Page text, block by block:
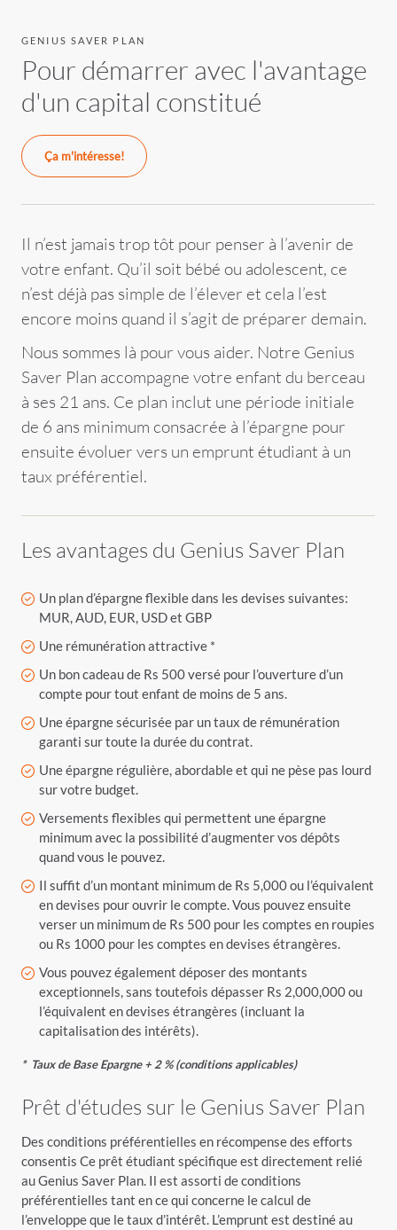
GENIUS SAVER PLAN
Pour démarrer avec l'avantage
d'un capital constitué
Ça m'intéresse!
Il n’est jamais trop tôt pour penser à l’avenir de
votre enfant. Qu’il soit bébé ou adolescent, ce
n’est déjà pas simple de l’élever et cela l’est
encore moins quand il s’agit de préparer demain.
Nous sommes là pour vous aider. Notre Genius
Saver Plan accompagne votre enfant du berceau
à ses 21 ans. Ce plan inclut une période initiale
de 6 ans minimum consacrée à l’épargne pour
ensuite évoluer vers un emprunt étudiant à un
taux préférentiel.
Les avantages du Genius Saver Plan
Un plan d’épargne flexible dans les devises suivantes:
MUR, AUD, EUR, USD et GBP
Une rémunération attractive *
Un bon cadeau de Rs 500 versé pour l’ouverture d’un
compte pour tout enfant de moins de 5 ans.
Une épargne sécurisée par un taux de rémunération
garanti sur toute la durée du contrat.
Une épargne régulière, abordable et qui ne pèse pas lourd
sur votre budget.
Versements flexibles qui permettent une épargne
minimum avec la possibilité d’augmenter vos dépôts
quand vous le pouvez.
Il suffit d’un montant minimum de Rs 5,000 ou l’équivalent
en devises pour ouvrir le compte. Vous pouvez ensuite
verser un minimum de Rs 500 pour les comptes en roupies
ou Rs 1000 pour les comptes en devises étrangères.
Vous pouvez également déposer des montants
exceptionnels, sans toutefois dépasser Rs 2,000,000 ou
l’équivalent en devises étrangères (incluant la
capitalisation des intérêts).
* Taux de Base Epargne + 2 % (conditions applicables)
Prêt d'études sur le Genius Saver Plan
Des conditions préférentielles en récompense des efforts
consentis Ce prêt étudiant spécifique est directement relié
au Genius Saver Plan. Il est assorti de conditions
préférentielles tant en ce qui concerne le calcul de
l’enveloppe que le taux d’intérêt. L’emprunt est destiné au